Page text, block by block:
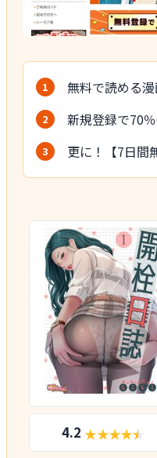
無料で読める漫
新規登録で70
更に！【7日間
4.2